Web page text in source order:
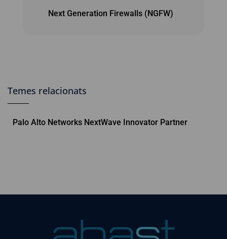
Next Generation Firewalls (NGFW)
Temes relacionats
Palo Alto Networks NextWave Innovator Partner